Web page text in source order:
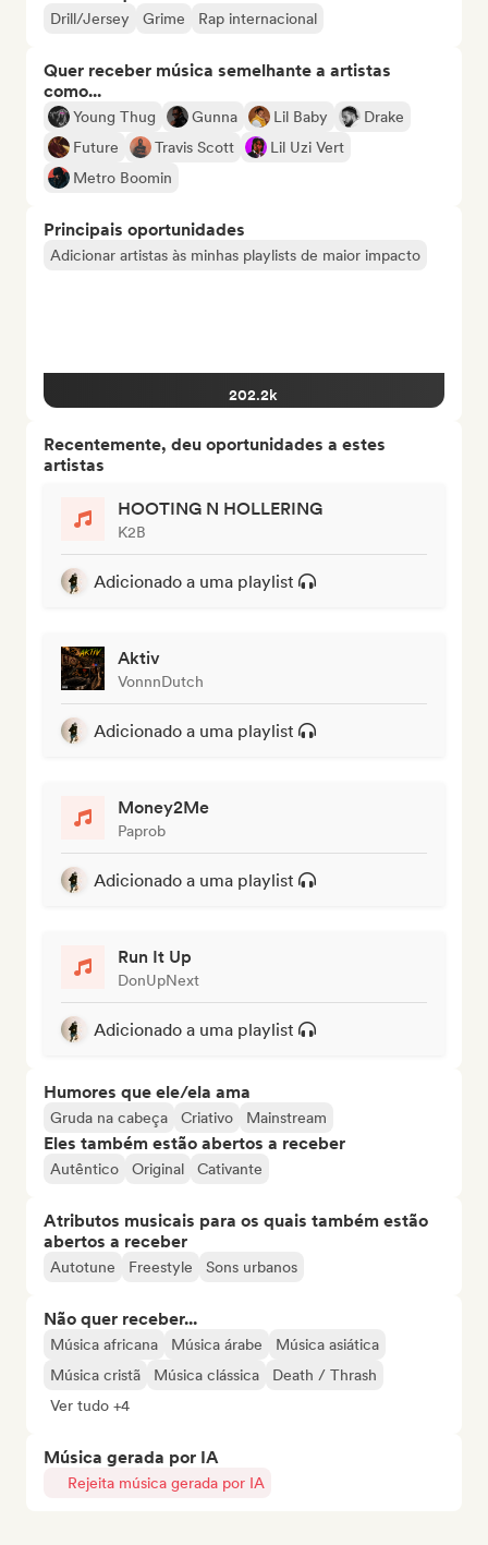
Drill/Jersey Grime Rap internacional
Quer receber música semelhante a artistas
como...
Young Thug Gunna Lil Baby
Drake
Future
Travis Scott
Lil Uzi Vert
Metro Boomin
Principais oportunidades
Adicionar artistas às minhas playlists de maior impacto
202.2k
Recentemente, deu oportunidades a estes
artistas
HOOTING N HOLLERING
K2B
Adicionado a uma playlist
Aktiv
VonnnDutch
Adicionado a uma playlist
Money2Me
Paprob
Adicionado a uma playlist
Run It Up
DonUpNext
Adicionado a uma playlist
Humores que ele/ela ama
Gruda na cabeça Criativo Mainstream
Eles também estão abertos a receber
Autêntico Original Cativante
Atributos musicais para os quais também estão
abertos a receber
Autotune Freestyle Sons urbanos
Não quer receber...
Música africana Música árabe
Música asiática
Música cristã
Música clássica
Death / Thrash
Ver tudo +4
Música gerada por IA
Rejeita música gerada por IA